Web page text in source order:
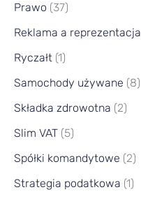
Prawo (37)
Reklama a reprezentacja
Ryczałt (1)
Samochody używane (8)
Składka zdrowotna (2)
Slim VAT (5)
Spółki komandytowe (2)
Strategia podatkowa (1)